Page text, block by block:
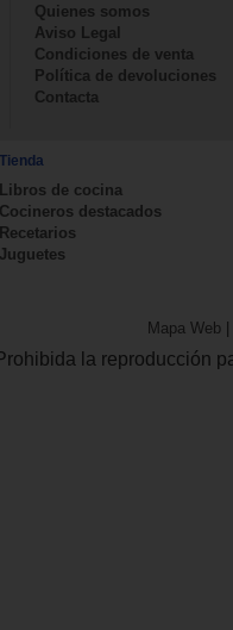
Quienes somos
Aviso Legal
Condiciones de venta
Política de devoluciones
Contacta
Tienda
Libros de cocina
Cocineros destacados
Recetarios
Juguetes
Mapa Web |
la reproducción